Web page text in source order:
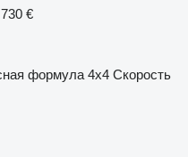
€
формула 4x4 Скорость